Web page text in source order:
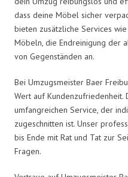
dass deine Möbel sicher
bieten zusätzliche Services
Möbeln, die Endreinigung der
von Gegenständen an.
Bei Umzugsmeister Baer
Wert auf
umfangreichen Service, der
zugeschnitten ist. Unser
bis Ende mit Rat und Tat zur
Fragen.